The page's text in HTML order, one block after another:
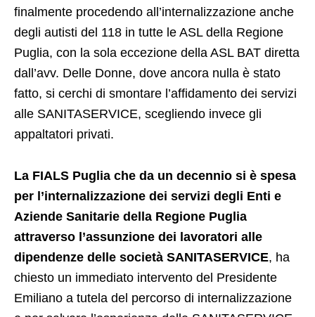
finalmente procedendo all’internalizzazione anche
degli autisti del 118 in tutte le ASL della Regione
Puglia, con la sola eccezione della ASL BAT diretta
dall’avv. Delle Donne, dove ancora nulla è stato
fatto, si cerchi di smontare l’affidamento dei servizi
alle SANITASERVICE, scegliendo invece gli
appaltatori privati.
La FIALS Puglia che da un decennio si è spesa
per l’internalizzazione dei servizi degli Enti e
Aziende Sanitarie della Regione Puglia
attraverso l’assunzione dei lavoratori alle
dipendenze delle società SANITASERVICE, ha
chiesto un immediato intervento del Presidente
Emiliano a tutela del percorso di internalizzazione